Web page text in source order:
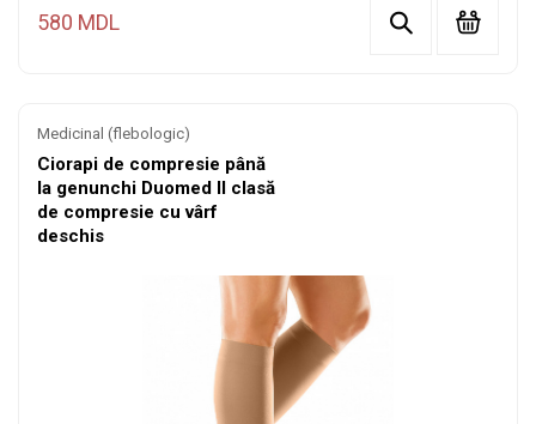
580 MDL
Medicinal (flebologic)
Ciorapi de compresie până
la genunchi Duomed II clasă
de compresie cu vârf
deschis